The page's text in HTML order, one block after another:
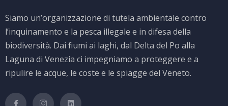
Siamo un’organizzazione di tutela ambientale contro
l’inquinamento e la pesca illegale e in difesa della
biodiversità. Dai fiumi ai laghi, dal Delta del Po alla
Laguna di Venezia ci impegniamo a proteggere e a
ripulire le acque, le coste e le spiagge del Veneto.